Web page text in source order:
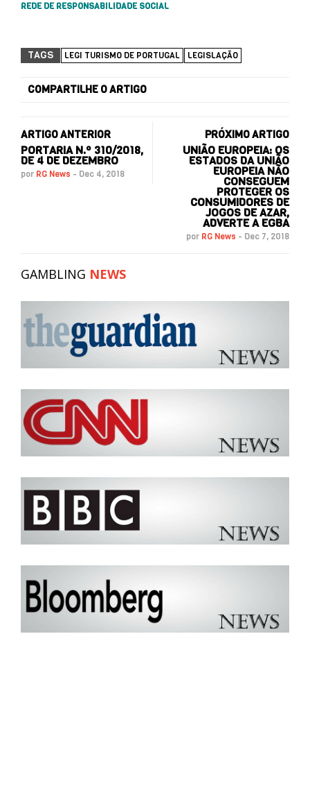
REDE DE RESPONSABILIDADE SOCIAL
TAGS LEGI TURISMO DE PORTUGAL LEGISLAÇÃO
COMPARTILHE O ARTIGO
ARTIGO ANTERIOR
PORTARIA N.º 310/2018,
DE 4 DE DEZEMBRO
por RG News - Dec 4, 2018
PRÓXIMO ARTIGO
UNIÃO EUROPEIA: OS
ESTADOS DA UNIÃO
EUROPEIA NÃO
CONSEGUEM
PROTEGER OS
CONSUMIDORES DE
JOGOS DE AZAR,
ADVERTE A EGBA
por RG News - Dec 7, 2018
GAMBLING NEWS